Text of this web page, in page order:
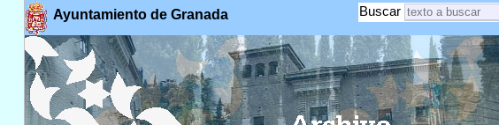
Ayuntamiento de Granada Buscar